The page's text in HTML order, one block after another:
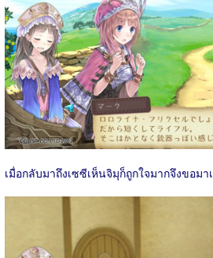
เมื่อกลับมาถึงเซซีเห็นจิมุก็ถูกใจมากจึงขอม